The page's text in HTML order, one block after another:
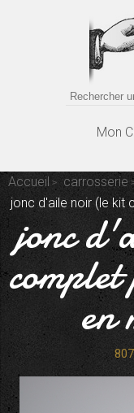
Mon
Accueil
carrosserie
jonc d'aile noir (le kit
jonc
en